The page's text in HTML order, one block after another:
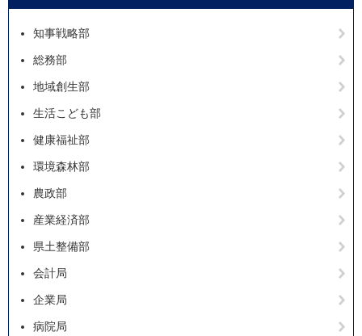
知事戦略部
総務部
地域創生部
生活こども部
健康福祉部
環境森林部
農政部
産業経済部
県土整備部
会計局
企業局
病院局